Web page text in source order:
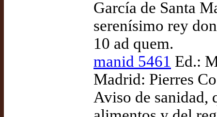
García de Santa
serenísimo rey
10 ad quem.
manid 5461 Ed.:
Madrid: Pierres
Aviso de sanidad,